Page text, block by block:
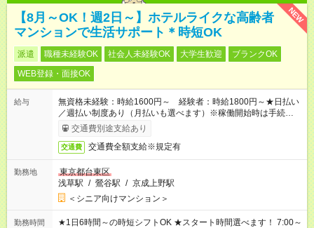
NEW
【8月～OK！週2日～】ホテルライクな高齢者
マンションで生活サポート＊時短OK
派遣 職種未経験OK 社会人未経験OK 大学生歓迎
ブランクOK
WEB登録・面接OK
給与
無資格未経験：時給1600円～ 経験者：時給1800円～★日払い
／週払い制度あり（月払いも選べます）※稼働開始時は手続き完
了次第のお支払いとなります。
交通費別途支給あり
交通費 交通費全額支給※規定有
勤務地
東京都台東区
浅草駅 / 鶯谷駅 / 京成上野駅
＜シニア向けマンション＞
勤務時間
★1日6時間～の時短シフトOK ★スタート時間選べます！ 7:00～